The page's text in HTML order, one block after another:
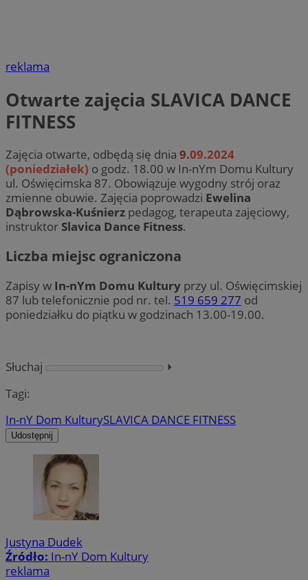
reklama
Otwarte zajęcia SLAVICA DANCE
FITNESS
Zajęcia otwarte, odbędą się dnia 9.09.2024
(poniedziałek) o godz. 18.00 w In-nYm Domu Kultury
ul. Oświęcimska 87. Obowiązuje wygodny strój oraz
zmienne obuwie. Zajęcia poprowadzi Ewelina
Dąbrowska-Kuśnierz pedagog, terapeuta zajęciowy,
instruktor Slavica Dance Fitness.
Liczba miejsc ograniczona
Zapisy w In-nYm Domu Kultury przy ul. Oświęcimskiej
87 lub telefonicznie pod nr. tel. 519 659 277 od
poniedziałku do piątku w godzinach 13.00-19.00.
Słuchaj
⏵︎
Tagi:
In-nY Dom KulturySLAVICA DANCE FITNESS
Udostępnij
Justyna Dudek
Źródło: In-nY Dom Kultury
reklama